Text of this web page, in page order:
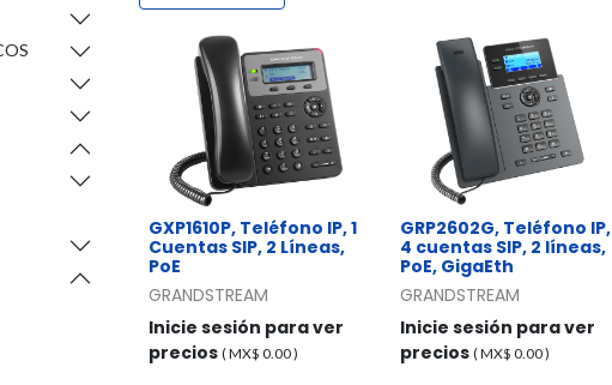
GXP1610P, Teléfono IP, 1
Cuentas SIP, 2 Líneas,
PoE
GRANDSTREAM
Inicie sesión para ver
precios ( MX$ 0.00)
GRP2602G, Teléfono IP,
4 cuentas SIP, 2 líneas,
PoE, GigaEth
GRANDSTREAM
Inicie sesión para ver
precios ( MX$ 0.00)